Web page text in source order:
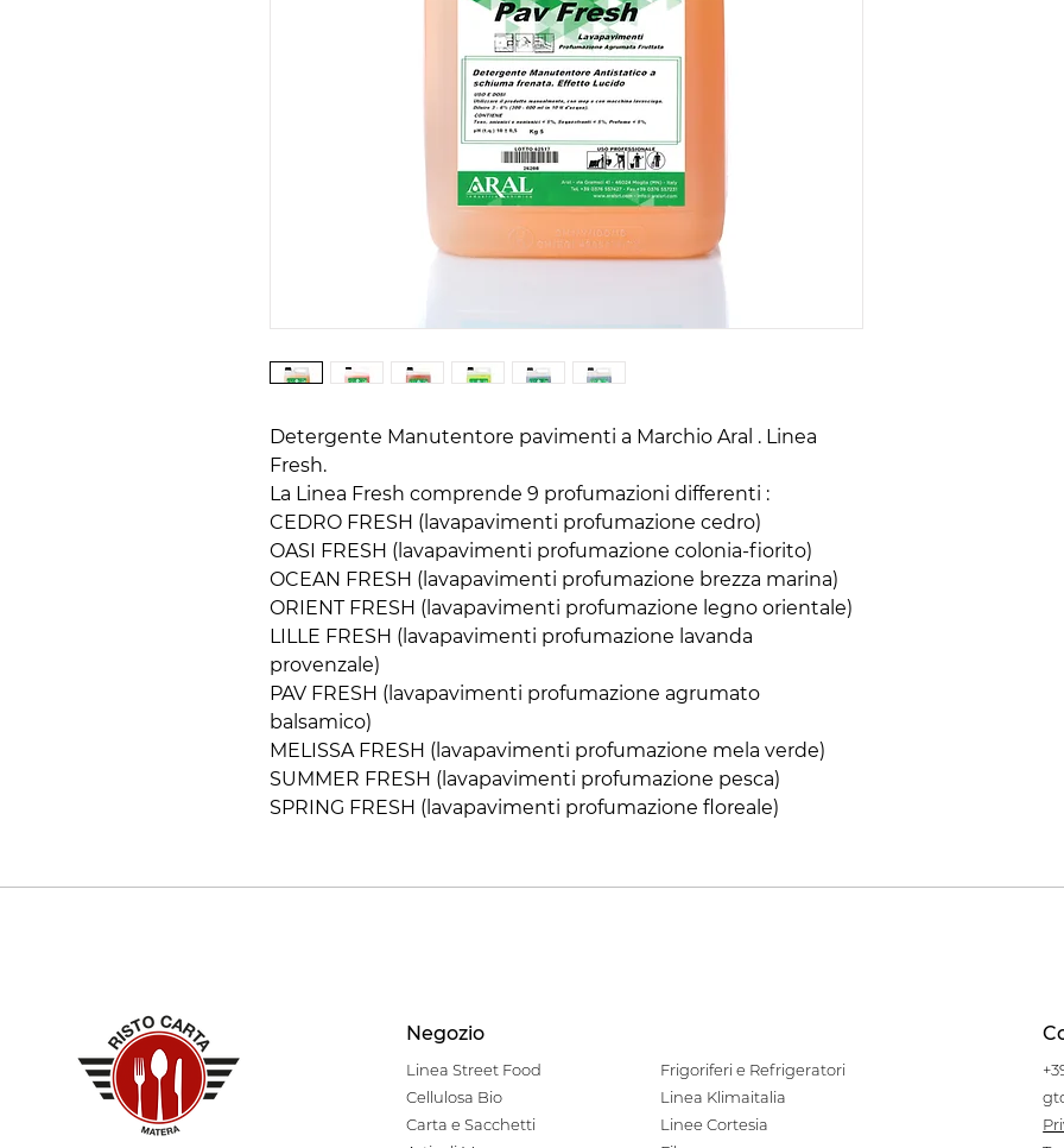
Detergente Manutentore pavimenti a Marchio Aral . Linea
Fresh.
La Linea Fresh comprende 9 profumazioni differenti :
CEDRO FRESH (lavapavimenti profumazione cedro)
OASI FRESH (lavapavimenti profumazione colonia-fiorito)
OCEAN FRESH (lavapavimenti profumazione brezza marina)
ORIENT FRESH (lavapavimenti profumazione legno orientale)
LILLE FRESH (lavapavimenti profumazione lavanda
provenzale)
PAV FRESH (lavapavimenti profumazione agrumato
balsamico)
MELISSA FRESH (lavapavimenti profumazione mela verde)
SUMMER FRESH (lavapavimenti profumazione pesca)
SPRING FRESH (lavapavimenti profumazione floreale)
Negozio
Linea Street Food
Cellulosa Bio
Carta e Sacchetti
Frigoriferi e Refrigeratori
Linea Klimaitalia
Linee Cortesia